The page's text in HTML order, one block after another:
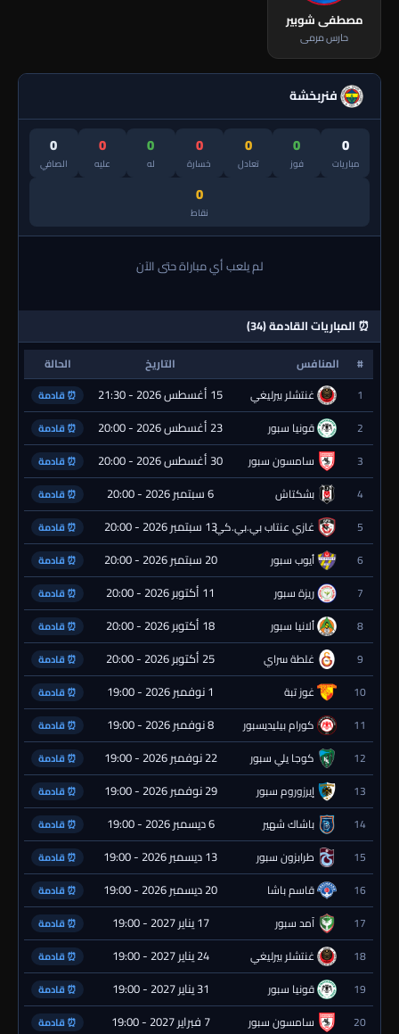
مصطفى شوبير
حارس مرمى
فنربخشة
0
مباريات
0
فوز
0
تعادل
0
خسارة
0
له
0
عليه
0
الصافي
0
نقاط
لم يلعب أي مباراة حتى الآن
⏰ المباريات القادمة (34)
# المنافس التاريخ
الحالة
1
غنتشلر بيرليغي 15 أغسطس 2026 - 21:30 ⏰ قادمة
2 قونيا سبور 23 أغسطس 2026 - 20:00 ⏰ قادمة
3 سامسون سبور 30 أغسطس 2026 - 20:00 ⏰ قادمة
4 بشكتاش 6 سبتمبر 2026 - 20:00 ⏰ قادمة
5 غازي عنتاب بي.بي.كي.13 سبتمبر 2026 - 20:00 ⏰ قادمة
6 أيوب سبور 20 سبتمبر 2026 - 20:00 ⏰ قادمة
7 ريزة سبور 11 أكتوبر 2026 - 20:00 ⏰ قادمة
8 ألانيا سبور 18 أكتوبر 2026 - 20:00 ⏰ قادمة
9 غلطة سراي 25 أكتوبر 2026 - 20:00 ⏰ قادمة
10 غوز تبة 1 نوفمبر 2026 - 19:00 ⏰ قادمة
11 كورام بيليديسبور 8 نوفمبر 2026 - 19:00 ⏰ قادمة
12 كوجا يلي سبور 22 نوفمبر 2026 - 19:00 ⏰ قادمة
13 إيرزوروم سبور 29 نوفمبر 2026 - 19:00 ⏰ قادمة
14 باشاك شهير 6 ديسمبر 2026 - 19:00 ⏰ قادمة
15 طرابزون سبور 13 ديسمبر 2026 - 19:00 ⏰ قادمة
16 قاسم باشا 20 ديسمبر 2026 - 19:00 ⏰ قادمة
17 آمد سبور 17 يناير 2027 - 19:00 ⏰ قادمة
18 غنتشلر بيرليغي 24 يناير 2027 - 19:00 ⏰ قادمة
19 قونيا سبور 31 يناير 2027 - 19:00 ⏰ قادمة
20 سامسون سبور 7 فبراير 2027 - 19:00 ⏰ قادمة